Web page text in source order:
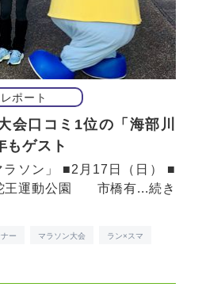
ポート
会口コミ1位の「海部川
もゲスト
ソン」 ■2月17日（日） ■
王運動公園 市橋有...続き
ー マラソン大会 ラン×スマ